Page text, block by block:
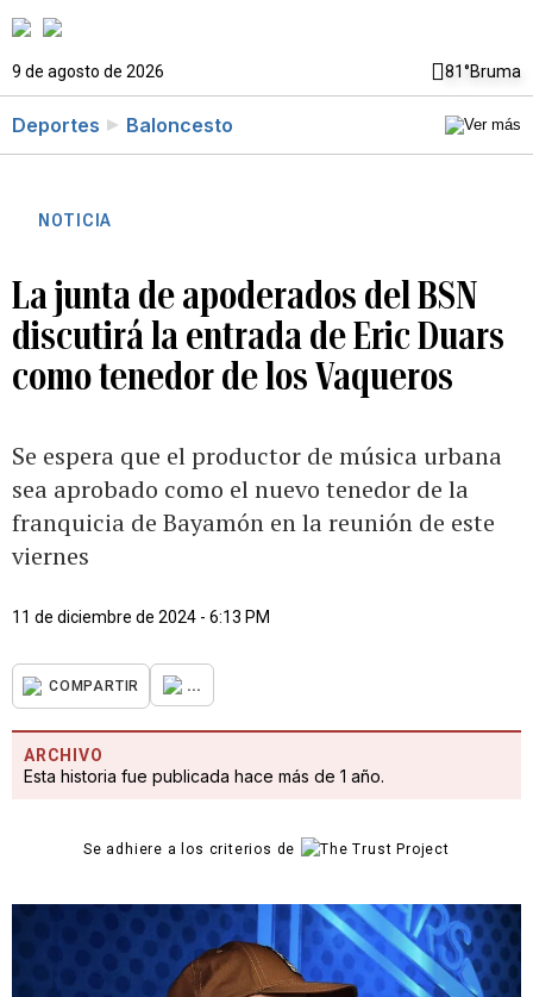
9 de agosto de 2026 81°Bruma
Deportes Baloncesto
NOTICIA
La junta de apoderados del BSN
discutirá la entrada de Eric Duars
como tenedor de los Vaqueros
Se espera que el productor de música urbana
sea aprobado como el nuevo tenedor de la
franquicia de Bayamón en la reunión de este
viernes
11 de diciembre de 2024 - 6:13 PM
COMPARTIR ...
ARCHIVO
Esta historia fue publicada hace más de 1 año.
Se adhiere a los criterios de